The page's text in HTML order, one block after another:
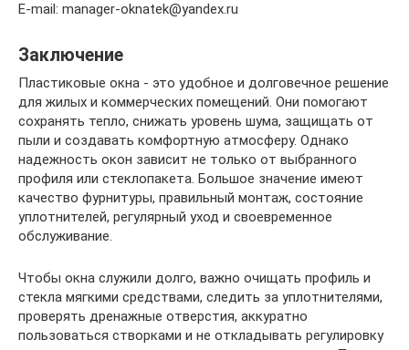
E-mail: manager-oknatek@yandex.ru
Заключение
Пластиковые окна - это удобное и долговечное решение
для жилых и коммерческих помещений. Они помогают
сохранять тепло, снижать уровень шума, защищать от
пыли и создавать комфортную атмосферу. Однако
надежность окон зависит не только от выбранного
профиля или стеклопакета. Большое значение имеют
качество фурнитуры, правильный монтаж, состояние
уплотнителей, регулярный уход и своевременное
обслуживание.
Чтобы окна служили долго, важно очищать профиль и
стекла мягкими средствами, следить за уплотнителями,
проверять дренажные отверстия, аккуратно
пользоваться створками и не откладывать регулировку